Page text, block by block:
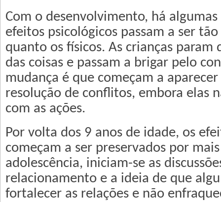
Com o desenvolvimento, há algumas
efeitos psicológicos passam a ser
quanto os físicos. As crianças param
das coisas e passam a brigar pelo
mudança é que começam a
resolução de conflitos, embora elas
com as ações.
Por volta dos 9 anos de idade, os
começam a ser preservados por
adolescência, iniciam-se as
relacionamento e a ideia de que
fortalecer as relações e não